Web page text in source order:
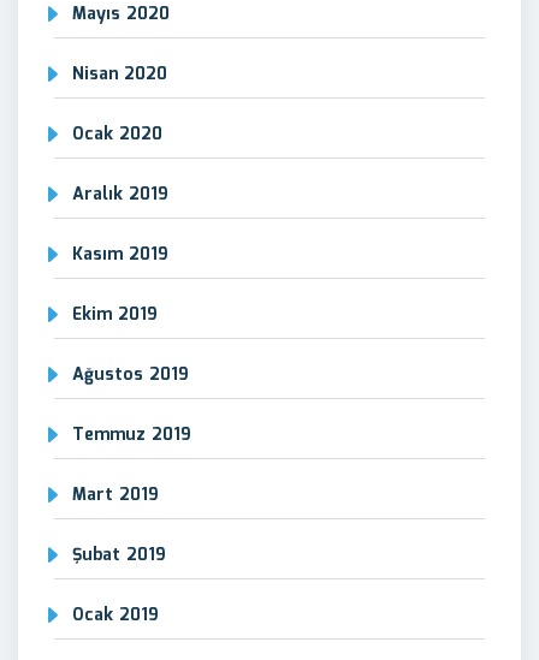
Mayıs 2020
Nisan 2020
Ocak 2020
Aralık 2019
Kasım 2019
Ekim 2019
Ağustos 2019
Temmuz 2019
Mart 2019
Şubat 2019
Ocak 2019